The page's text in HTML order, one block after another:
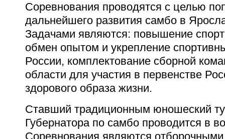
Соревнования проводятся с целью
дальнейшего развития самбо в
Задачами являются: повышение
обмен опытом и укрепление
России, комплектование сборной
области для участия в первенстве
здорового образа жизни.
Ставший традиционным юношеский
Губернатора по самбо проводится в
Соревнования являются